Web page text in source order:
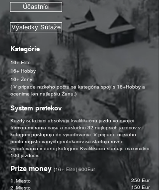
Účastníci
Výsledky Súťaže
Kategórie
16+ Elite
16+ Hobby
16+ Ženy
( V prípade nízkeho počtu sa kategória spojí s 16+Hobby a
oceníme len najlepšiu Ženu.)
System pretekov
Každý súťažiaci absolvuje kvalifikačnú jazdu vo dvojici
formou merania času a následne 32 najlepších jazdcov v
kategórií postupuje do vyraďovania. V prípade nižšieho
počtu registrovaných pretekárov sa štartuje rovno
vyraďovanie v danej kategórií. Kvalifikáciu štartuje maximálne
100 jazdcov.
Prize money (16+ Elite) 600Eur
1. Miesto
2. Miesto
250 Eur
150 Eur